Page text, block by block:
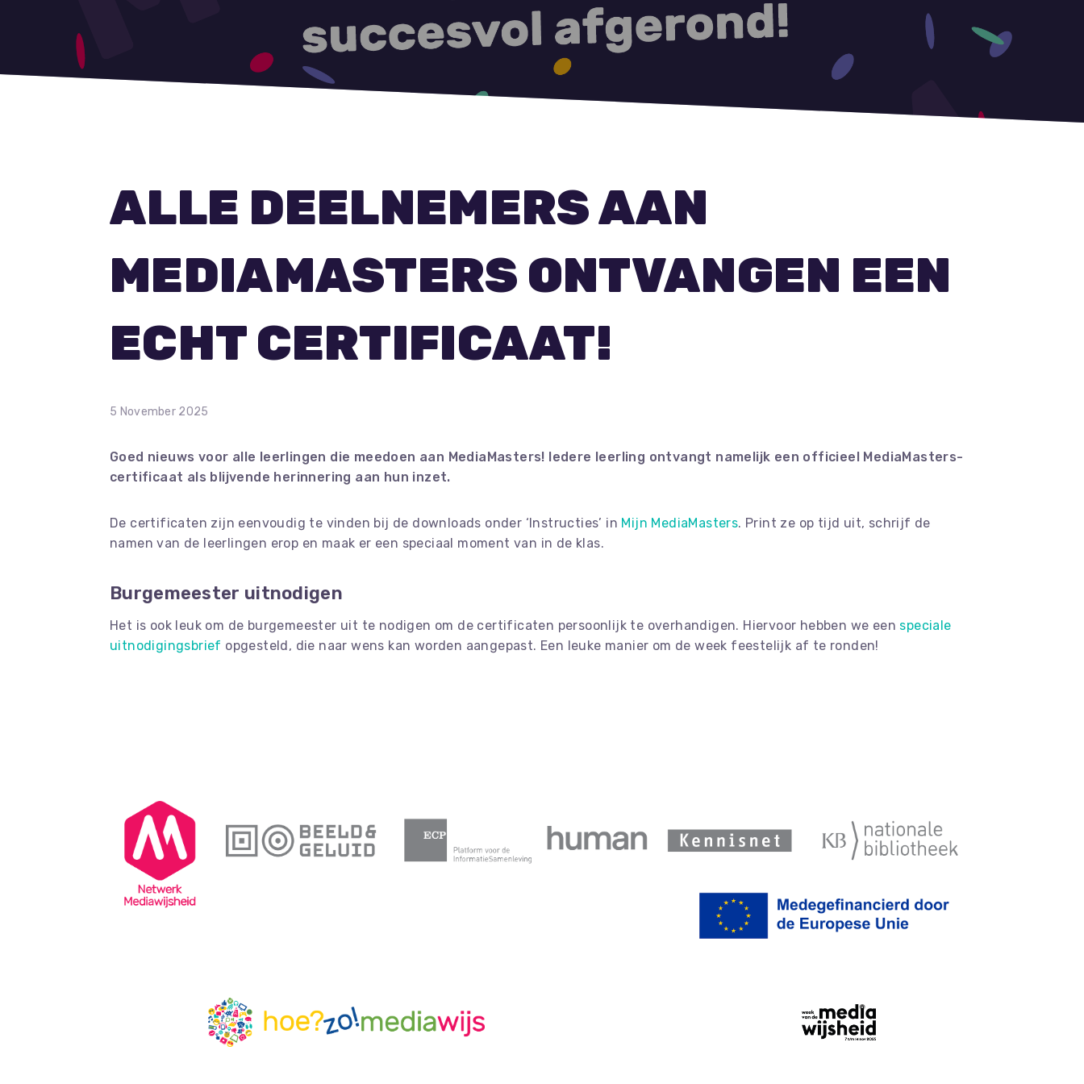
ALLE DEELNEMERS AAN
MEDIAMASTERS ONTVANGEN EEN
ECHT CERTIFICAAT!
5 November 2025
Goed nieuws voor alle leerlingen die meedoen aan MediaMasters! Iedere leerling ontvangt namelijk een officieel MediaMasters-
certificaat als blijvende herinnering aan hun inzet.
De certificaten zijn eenvoudig te vinden bij de downloads onder ‘Instructies’ in Mijn MediaMasters. Print ze op tijd uit, schrijf de
namen van de leerlingen erop en maak er een speciaal moment van in de klas.
Burgemeester uitnodigen
Het is ook leuk om de burgemeester uit te nodigen om de certificaten persoonlijk te overhandigen. Hiervoor hebben we een speciale
uitnodigingsbrief opgesteld, die naar wens kan worden aangepast. Een leuke manier om de week feestelijk af te ronden!